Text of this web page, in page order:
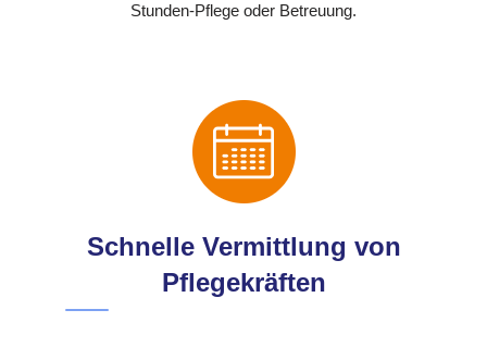
Stunden-Pflege oder Betreuung.
Schnelle Vermittlung von
Pflegekräften